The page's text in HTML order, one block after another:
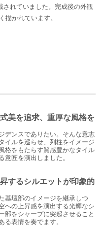
れていました。完成後の外観
描かれています。
美を追求、重厚な風格を
デンスでありたい。そんな意志
イルを巡らせ、列柱をイメージ
格をもたらす質感豊かなタイル
意匠を演出しました。
するシルエットが印象的
基壇部のイメージを継承しつ
への上昇感を演出する光輝なシ
部をシャープに突起させること
る表情を奏でます。